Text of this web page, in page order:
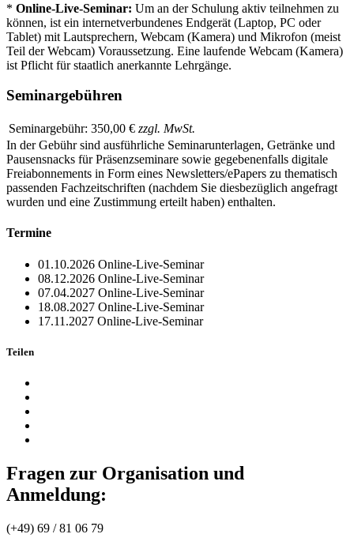
* Online-Live-Seminar: Um an der Schulung aktiv teilnehmen zu
können, ist ein internetverbundenes Endgerät (Laptop, PC oder
Tablet) mit Lautsprechern, Webcam (Kamera) und Mikrofon (meist
Teil der Webcam) Voraussetzung. Eine laufende Webcam (Kamera)
ist Pflicht für staatlich anerkannte Lehrgänge.
Seminargebühren
Seminargebühr: 350,00 € zzgl. MwSt.
In der Gebühr sind ausführliche Seminarunterlagen, Getränke und
Pausensnacks für Präsenzseminare sowie gegebenenfalls digitale
Freiabonnements in Form eines Newsletters/ePapers zu thematisch
passenden Fachzeitschriften (nachdem Sie diesbezüglich angefragt
wurden und eine Zustimmung erteilt haben) enthalten.
Termine
01.10.2026 Online-Live-Seminar
08.12.2026 Online-Live-Seminar
07.04.2027 Online-Live-Seminar
18.08.2027 Online-Live-Seminar
17.11.2027 Online-Live-Seminar
Teilen
Fragen zur Organisation und
Anmeldung:
(+49) 69 / 81 06 79